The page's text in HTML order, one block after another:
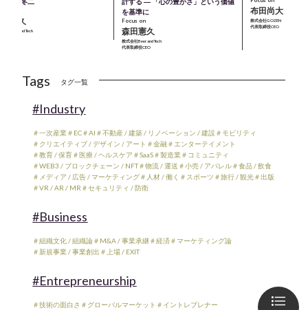
童門冬二
田憲久
会社Beer and Tech
計する ― 「心の豊かさ」という価値
を基準に
Focus on
森田憲久
株式会社Beer and Tech
代表取締役CEO
布田尚大
株式会社GOZEN
代表取締役CEO
Tags タグ一覧
#Industry
＃一次産業＃EC＃AI ＃不動産 / 建築 / リノベーション / 建設 ＃モビリティ
＃クリエイティブ / デザイン / アート ＃金融＃エンターテイメント
＃教育 / 保育＃医療 / ヘルスケア ＃SaaS＃製造業＃コミュニティ
＃WEB3 / ブロックチェーン / NFT＃物流 / 運送 ＃小売 / アパレル＃食品 / 飲食
＃メディア / 広告 / マーケティング＃人材 / 働く ＃スポーツ ＃旅行 / 観光＃出版
＃VR / AR / MR＃セキュリティ / 防衛
#Business
＃組織文化 / 組織論＃M&A / 事業承継＃経済＃マーケティング論
＃新規事業 / 事業創出 ＃上場 / EXIT
#Entrepreneurship
＃技術の面白さ ＃グローバルマーケット ＃イントレプレナー